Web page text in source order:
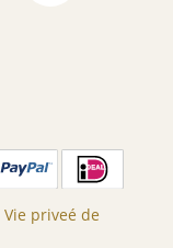
Vie priveé de